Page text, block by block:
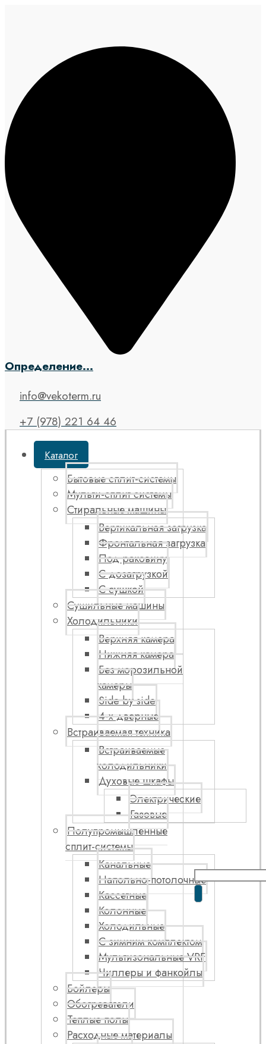
Определение...
info@vekoterm.ru
+7 (978) 221 64 46
Каталог
Бытовые сплит-системы
Мульти-сплит системы
Стиральные машины
Вертикальная загрузка
Фронтальная загрузка
Под раковину
С дозагрузкой
С сушкой
Сушильные машины
Холодильники
Верхняя камера
Нижняя камера
Без морозильной
камеры
Side by side
4-х дверные
Встраиваемая техника
Встраиваемые
холодильники
Духовые шкафы
Электрические
Газовые
Полупромышленные
сплит-системы
Канальные
Напольно-потолочные
Кассетные
Колонные
Холодильные
С зимним комплектом
Мультизональные VRF
Чиллеры и фанкойлы
Бойлеры
Обогреватели
Теплые полы
Расходные материалы